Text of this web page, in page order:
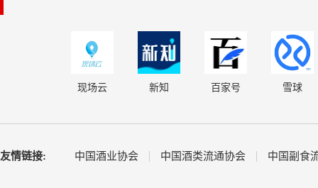
现场云 新知 百家号 雪球
友情链接: 中国酒业协会 中国酒类流通协会 中国副食